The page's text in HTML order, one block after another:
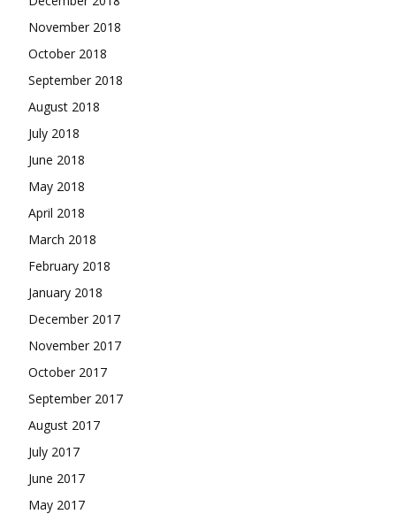
November 2018
October 2018
September 2018
August 2018
July 2018
June 2018
May 2018
April 2018
March 2018
February 2018
January 2018
December 2017
November 2017
October 2017
September 2017
August 2017
July 2017
June 2017
May 2017